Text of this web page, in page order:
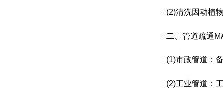
(2)清洗因动植
二、管道疏通
(1)市政管道：
(2)工业管道：